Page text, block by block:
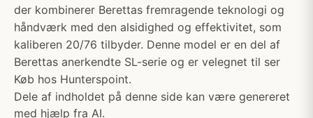
der kombinerer Berettas fremragende teknologi og
håndværk med den alsidighed og effektivitet, som
kaliberen 20/76 tilbyder. Denne model er en del af
Berettas anerkendte SL-serie og er velegnet til ser
Køb hos Hunterspoint.
Dele af indholdet på denne side kan være genereret
med hjælp fra AI.